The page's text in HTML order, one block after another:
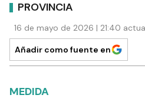
PROVINCIA
16 de mayo de 2026 | 21:40
Añadir como fuente en
MEDIDA